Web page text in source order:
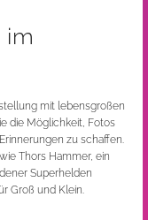
im
mit lebensgroßen
die Möglichkeit, Fotos
zu schaffen.
Thors Hammer, ein
Superhelden
Groß und Klein.